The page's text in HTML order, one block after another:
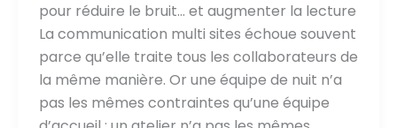
pour réduire le bruit… et augmenter la lecture
La communication multi sites échoue souvent
parce qu’elle traite tous les collaborateurs de
la même manière. Or une équipe de nuit n’a
pas les mêmes contraintes qu’une équipe